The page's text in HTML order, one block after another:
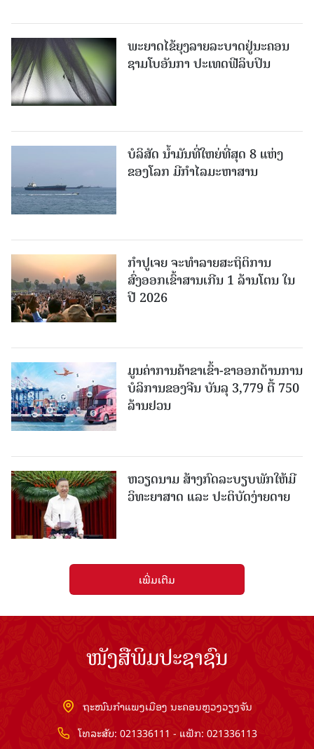
ພະຍາດໄຂ້ຍຸງລາຍລະບາດຢູ່ນະຄອນ
ຊາມໂບ​ອັນກາ ປະເທດຟີລິບປິນ
ບໍລິສັດ ນ້ຳມັນທີ່ໃຫຍ່ທີ່ສຸດ 8 ແຫ່ງ
ຂອງໂລກ ມີກຳໄລມະຫາສານ
ກຳປູເຈຍ ຈະທຳລາຍສະຖິຕິການ
ສົ່ງອອກເຂົ້າສານເກີນ 1 ລ້ານໂຕນ ໃນ
ປີ 2026
ມູນຄ່າການຄ້າຂາເຂົ້າ-ຂາອອກດ້ານການ
ບໍລິການຂອງຈີນ ບັນລຸ 3,779 ຕື້ 750
ລ້ານຢວນ
ຫວຽດນາມ ສ້າງກົດລະບຽບພັກໃຫ້ມີ
ວິທະຍາສາດ ແລະ ປະຕິບັດງ່າຍດາຍ
ເພີ່ມເຕີມ
ໜັງສືພິມປະຊາຊົນ
ຖະໜົນກຳແພງເມືອງ ນະຄອນຫຼວງວຽງຈັນ
ໂທລະສັບ: 021336111 - ແຟັກ: 021336113